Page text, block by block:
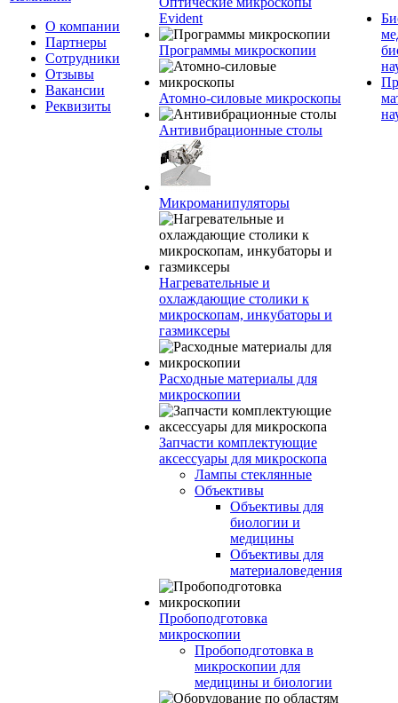
О компании
Партнеры
Сотрудники
Отзывы
Вакансии
Реквизиты
Evident
Программы микроскопии
Атомно-силовые микроскопы
Антивибрационные столы
Микроманипуляторы
Нагревательные и
охлаждающие столики к
микроскопам, инкубаторы и
газмиксеры
Расходные материалы для
микроскопии
Запчасти комплектующие
аксессуары для микроскопа
Лампы стеклянные
Объективы
Объективы для
биологии и
медицины
Объективы для
материаловедения
Пробоподготовка
микроскопии
Пробоподготовка в
микроскопии для
медицины и биологии